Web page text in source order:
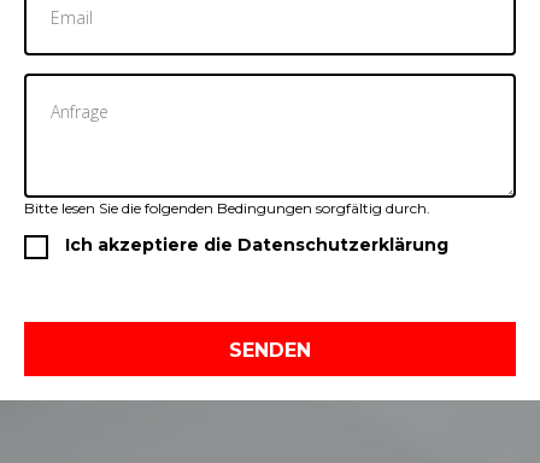
Bitte lesen Sie die folgenden Bedingungen sorgfältig durch.
Ich akzeptiere die Datenschutzerklärung
SENDEN